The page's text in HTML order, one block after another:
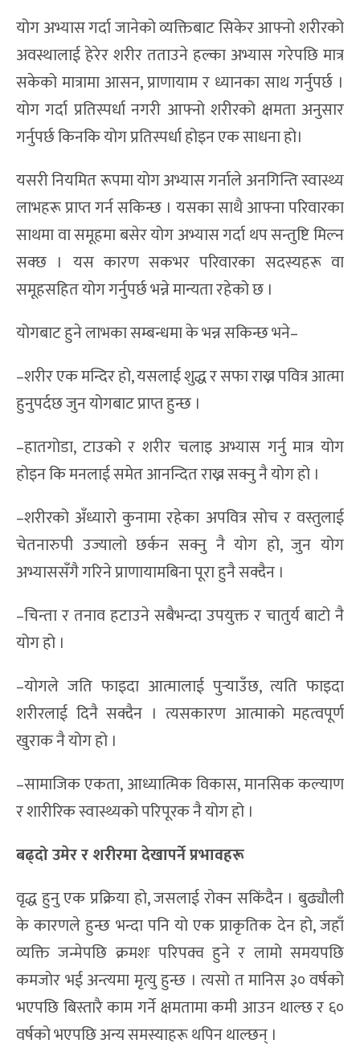
योग अभ्यास गर्दा जानेको व्यक्तिबाट सिकेर आफ्नो शरीरको
अवस्थालाई हेरेर शरीर तताउने हल्का अभ्यास गरेपछि मात्र
सकेको मात्रामा आसन, प्राणायाम र ध्यानका साथ गर्नुपर्छ ।
योग गर्दा प्रतिस्पर्धा नगरी आफ्नो शरीरको क्षमता अनुसार
गर्नुपर्छ किनकि योग प्रतिस्पर्धा होइन एक साधना हो।
यसरी नियमित रूपमा योग अभ्यास गर्नाले अनगिन्ति स्वास्थ्य
लाभहरू प्राप्त गर्न सकिन्छ । यसका साथै आफ्ना परिवारका
साथमा वा समूहमा बसेर योग अभ्यास गर्दा थप सन्तुष्टि मिल्न
सक्छ । यस कारण सकभर परिवारका सदस्यहरू वा
समूहसहित योग गर्नुपर्छ भन्ने मान्यता रहेको छ ।
योगबाट हुने लाभका सम्बन्धमा के भन्न सकिन्छ भने–
–शरीर एक मन्दिर हो, यसलाई शुद्ध र सफा राख्न पवित्र आत्मा
हुनुपर्दछ जुन योगबाट प्राप्त हुन्छ ।
–हातगोडा, टाउको र शरीर चलाइ अभ्यास गर्नु मात्र योग
होइन कि मनलाई समेत आनन्दित राख्न सक्नु नै योग हो ।
–शरीरको अँध्यारो कुनामा रहेका अपवित्र सोच र वस्तुलाई
चेतनारुपी उज्यालो छर्कन सक्नु नै योग हो, जुन योग
अभ्याससँगै गरिने प्राणायामबिना पूरा हुनै सक्दैन ।
–चिन्ता र तनाव हटाउने सबैभन्दा उपयुक्त र चातुर्य बाटो नै
योग हो ।
–योगले जति फाइदा आत्मालाई पुर्‍याउँछ, त्यति फाइदा
शरीरलाई दिनै सक्दैन । त्यसकारण आत्माको महत्वपूर्ण
खुराक नै योग हो ।
–सामाजिक एकता, आध्यात्मिक विकास, मानसिक कल्याण
र शारीरिक स्वास्थ्यको परिपूरक नै योग हो ।
बढ्दो उमेर र शरीरमा देखापर्ने प्रभावहरू
वृद्ध हुनु एक प्रक्रिया हो, जसलाई रोक्न सकिंदैन । बुढ्यौली
के कारणले हुन्छ भन्दा पनि यो एक प्राकृतिक देन हो, जहाँ
व्यक्ति जन्मेपछि क्रमशः परिपक्व हुने र लामो समयपछि
कमजोर भई अन्त्यमा मृत्यु हुन्छ । त्यसो त मानिस ३० वर्षको
भएपछि बिस्तारै काम गर्ने क्षमतामा कमी आउन थाल्छ र ६०
वर्षको भएपछि अन्य समस्याहरू थपिन थाल्छन् ।